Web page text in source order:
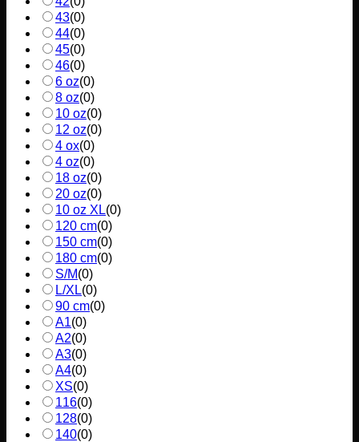
43(0)
44(0)
45(0)
46(0)
6 oz(0)
8 oz(0)
10 oz(0)
12 oz(0)
4 ox(0)
4 oz(0)
18 oz(0)
20 oz(0)
10 oz XL(0)
120 cm(0)
150 cm(0)
180 cm(0)
S/M(0)
L/XL(0)
90 cm(0)
A1(0)
A2(0)
A3(0)
A4(0)
XS(0)
116(0)
128(0)
140(0)